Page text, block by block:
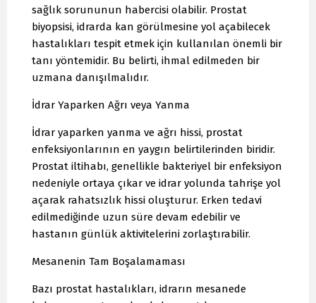
sağlık sorununun habercisi olabilir. Prostat
biyopsisi, idrarda kan görülmesine yol açabilecek
hastalıkları tespit etmek için kullanılan önemli bir
tanı yöntemidir. Bu belirti, ihmal edilmeden bir
uzmana danışılmalıdır.
İdrar Yaparken Ağrı veya Yanma
İdrar yaparken yanma ve ağrı hissi, prostat
enfeksiyonlarının en yaygın belirtilerinden biridir.
Prostat iltihabı, genellikle bakteriyel bir enfeksiyon
nedeniyle ortaya çıkar ve idrar yolunda tahrişe yol
açarak rahatsızlık hissi oluşturur. Erken tedavi
edilmediğinde uzun süre devam edebilir ve
hastanın günlük aktivitelerini zorlaştırabilir.
Mesanenin Tam Boşalamaması
Bazı prostat hastalıkları, idrarın mesanede